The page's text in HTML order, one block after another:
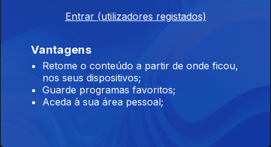
Entrar (utilizadores registados)
Vantagens
Retome o conteúdo a partir de onde ficou,
nos seus dispositivos;
Guarde programas favoritos;
Aceda à sua área pessoal;